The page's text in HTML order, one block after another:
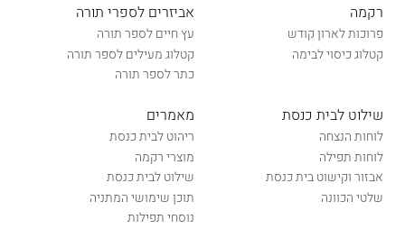
רקמה
פרוכות לארון קודש
קטלוג כיסוי לבימה
אביזרים לספרי תורה
עץ חיים לספר תורה
קטלוג מעילים לספר תורה
כתר לספר תורה
שילוט לבית כנסת
לוחות הנצחה
לוחות תפילה
אבזור וקישוט בית כנסת
שלטי הכוונה
מאמרים
ריהוט לבית כנסת
מוצרי רקמה
שילוט לבית כנסת
תוכן שימושי המתניה
נוסחי תפילות